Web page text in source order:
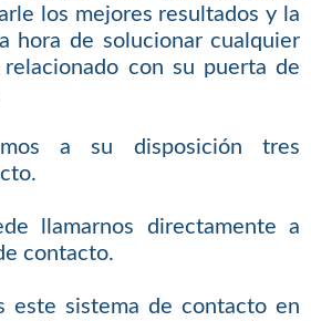
los mejores resultados y la
hora de solucionar cualquier
con su puerta de
a su disposición tres
llamarnos directamente a
contacto.
este sistema de contacto en